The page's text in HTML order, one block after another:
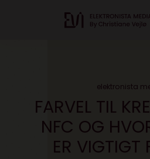
elektronista
FARVEL TIL
NFC OG
ER VIGTIGT